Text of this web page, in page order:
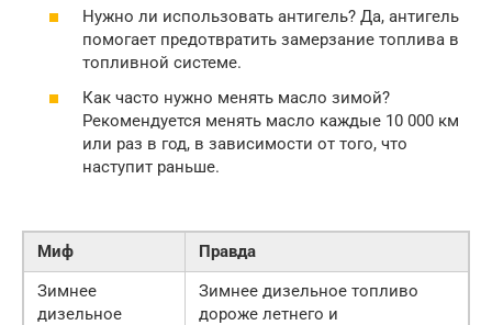
Нужно ли использовать антигель? Да, антигель
помогает предотвратить замерзание топлива в
топливной системе.
Как часто нужно менять масло зимой?
Рекомендуется менять масло каждые 10 000 км
или раз в год, в зависимости от того, что
наступит раньше.
Миф
Правда
Зимнее
дизельное
Зимнее дизельное топливо
дороже летнего и